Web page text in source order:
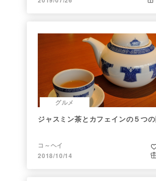
グルメ
ジャスミン茶とカフェインの５つ
コ～ヘイ
2018/10/14